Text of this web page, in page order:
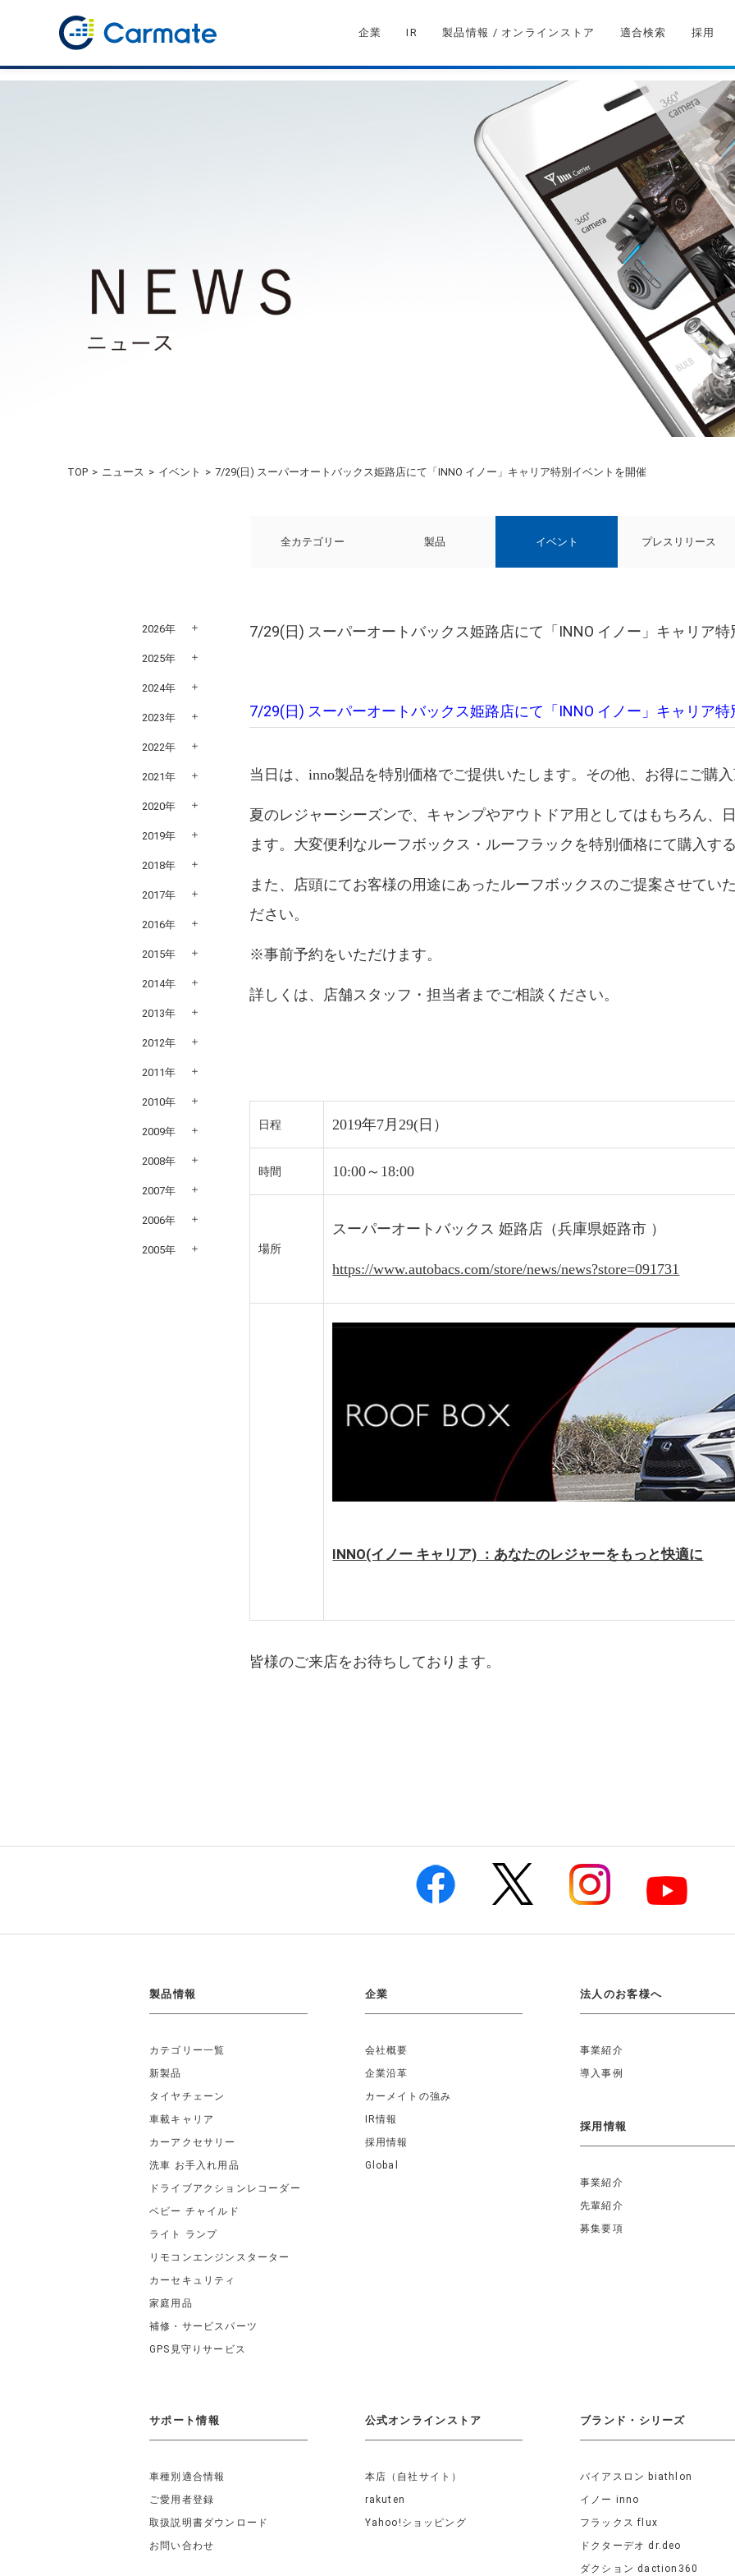
企業 IR 製品情報 / オンラインストア 適合検索 採用
TOP ニュース イベント 7/29(日) スーパーオートバックス姫路店にて「INNO イノー」キャリア特別イベントを開催
全カテゴリー 製品 イベント プレスリリース
7/29(日) スーパーオートバックス姫路店にて「INNO イノー」キャリア
​7/29(日) スーパーオートバックス姫路店にて「INNO イノー」キャリア
当日は、inno製品を特別価格でご提供いたします。その他、お得にご購
夏のレジャーシーズンで、キャンプやアウトドア用としてはもちろん、
ます。大変便利なルーフボックス・ルーフラックを特別価格にて購入す
また、店頭にてお客様の用途にあったルーフボックスのご提案させてい
ださい。
※事前予約をいただけます。
詳しくは、店舗スタッフ・担当者までご相談ください。
日程 2019年7月29(日）
時間 10:00～18:00
場所
スーパーオートバックス 姫路店（兵庫県姫路市 ）
https://www.autobacs.com/store/news/news?store=091731
INNO(イノー キャリア) ：あなたのレジャーをもっと快適に
皆様のご来店をお待ちしております。
2026年
2025年
2024年
2023年
2022年
2021年
2020年
2019年
2018年
2017年
2016年
2015年
2014年
2013年
2012年
2011年
2010年
2009年
2008年
2007年
2006年
2005年
製品情報
カテゴリー一覧
新製品
タイヤチェーン
車載キャリア
カーアクセサリー
洗車 お手入れ用品
ドライブアクションレコーダー
ベビー チャイルド
ライト ランプ
リモコンエンジンスターター
カーセキュリティ
家庭用品
補修・サービスパーツ
GPS見守りサービス
企業
会社概要
企業沿革
カーメイトの強み
IR情報
採用情報
Global
法人のお客様へ
事業紹介
導入事例
採用情報
事業紹介
先輩紹介
募集要項
サポート情報
車種別適合情報
ご愛用者登録
取扱説明書ダウンロード
お問い合わせ
公式オンラインストア
本店（自社サイト）
rakuten
Yahoo!ショッピング
ブランド・シリーズ
バイアスロン biathlon
イノー inno
フラックス flux
ドクターデオ dr.deo
ダクション daction360